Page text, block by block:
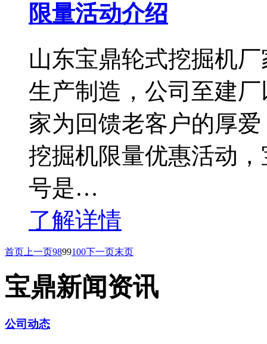
限量活动介绍
山东宝鼎轮式挖掘机
生产制造，公司至建
家为回馈老客户的厚
挖掘机限量优惠活动
号是…
了解详情
首页 上一页9899100下一页末页
宝鼎新闻资讯
公司动态